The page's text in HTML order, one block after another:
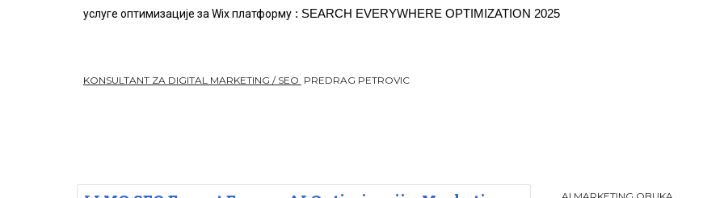
услуге оптимизације за Wix платформу: SEARCH EVERYWHERE OPTIMIZATION 2025
KONSULTANT ZA DIGITAL MARKETING / SEO PREDRAG PETROVIC